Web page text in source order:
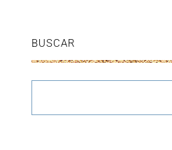
BUSCAR